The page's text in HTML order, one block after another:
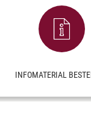
INFOMATERIAL